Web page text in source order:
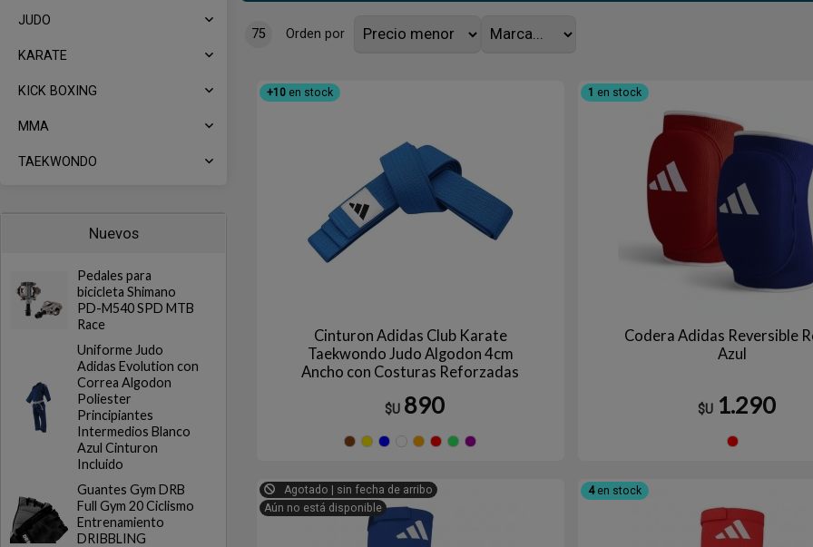
JUDO
KARATE
KICK BOXING
MMA
TAEKWONDO
Nuevos
Pedales para
bicicleta Shimano
PD-M540 SPD MTB
Race
Uniforme Judo
Adidas Evolution con
Correa Algodon
Poliester
Principiantes
Intermedios Blanco
Azul Cinturon
Incluido
Guantes Gym DRB
Full Gym 20 Ciclismo
Entrenamiento
DRIBBLING
75 Orden por
+10en stock
Cinturon Adidas Club Karate
Taekwondo Judo Algodon 4cm
Ancho con Costuras Reforzadas
$U 890
MARRÓN
Amarillo
AzulBlanco
1 en stock
Codera Adidas Reversible
Azul
$U 1.290
Agotado | sin fecha de arribo
Aún no está disponible
4en stock